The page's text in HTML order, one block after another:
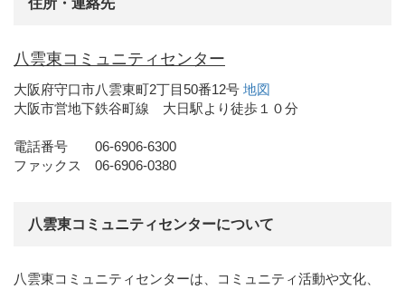
住所・連絡先
八雲東コミュニティセンター
大阪府守口市八雲東町2丁目50番12号 地図
大阪市営地下鉄谷町線 大日駅より徒歩１０分
電話番号 06-6906-6300
ファックス 06-6906-0380
八雲東コミュニティセンターについて
八雲東コミュニティセンターは、コミュニティ活動や文化、